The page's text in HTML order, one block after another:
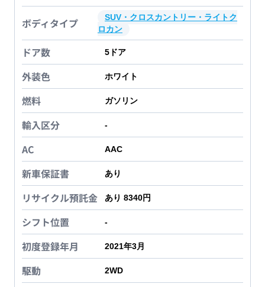
ボディタイプ
SUV・クロスカントリー・ライトク
ロカン
ドア数 5 ドア
外装色 ホワイト
燃料 ガソリン
輸入区分 -
AC AAC
新車保証書 あり
リサイクル預託金 あり 8340円
シフト位置 -
初度登録年月 2021年3月
駆動 2WD